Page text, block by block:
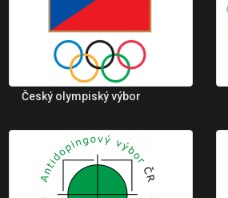
Český olympiský výbor